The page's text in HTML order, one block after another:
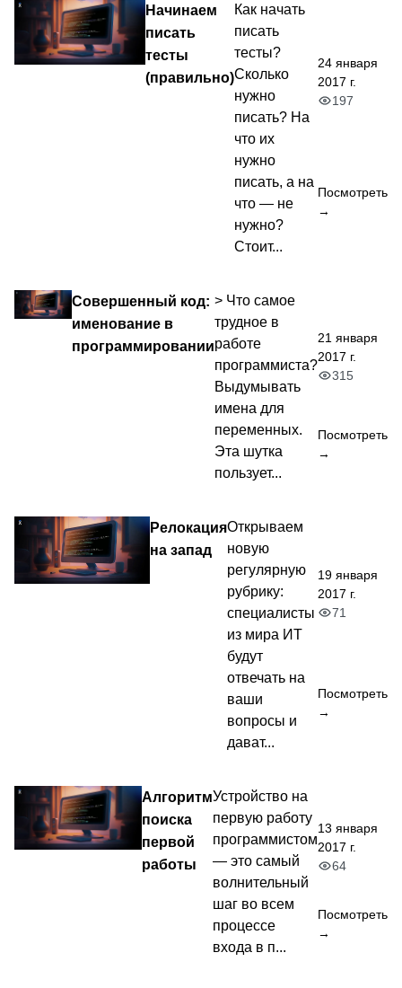
Начинаем
писать
тесты
(правильно)
Как начать
писать
тесты?
Сколько
нужно
писать? На
что их
нужно
писать, а на
что — не
нужно?
Стоит...
24 января
2017 г.
197
Посмотреть
→
Совершенный код:
именование в
программировании
> Что самое
трудное в
работе
программиста?
Выдумывать
имена для
переменных.
Эта шутка
пользует...
21 января
2017 г.
315
Посмотреть
→
Релокация
на запад
Открываем
новую
регулярную
рубрику:
специалисты
из мира ИТ
будут
отвечать на
ваши
вопросы и
дават...
19 января
2017 г.
71
Посмотреть
→
Алгоритм
поиска
первой
работы
Устройство на
первую работу
программистом
— это самый
волнительный
шаг во всем
процессе
входа в п...
13 января
2017 г.
64
Посмотреть
→